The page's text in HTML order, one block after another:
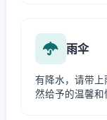
雨伞
有降水，请带
然给予的温馨和